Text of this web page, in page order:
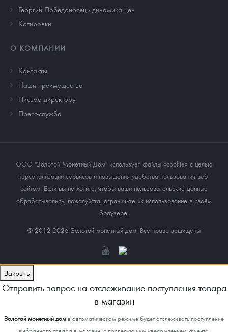
Георгий Победоносец - динамика цен
Котировки
О КОМПАНИИ
Контакты
Наши преимущества
Письмо директору
Пресс-служба
ООО "Золотой Монетный Дом" использует файлы «cookie» с целью
персонализации сервисов и повышения удобства пользования веб-
сайтом . Если вы не хотите, чтобы ваши пользовательские данные
обрабатывались, пожалуйста, ограничьте их использование в своём
браузере.
© 2012-2026 Золотой монетный дом. Все права защищены
Закрыть
Отправить запрос на отслеживание поступления товара
в магазин
Золотой монетный домв автоматическом режиме будет отслеживать поступление
выбранного товара в магазин, с последующим уведомлением клиента.